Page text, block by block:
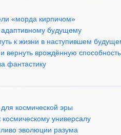
«морда кирпичом»
адаптивному будущему
к жизни в наступившем
вернуть врождённую способность
фантастику
космической эры
универсалу
эволюции разума